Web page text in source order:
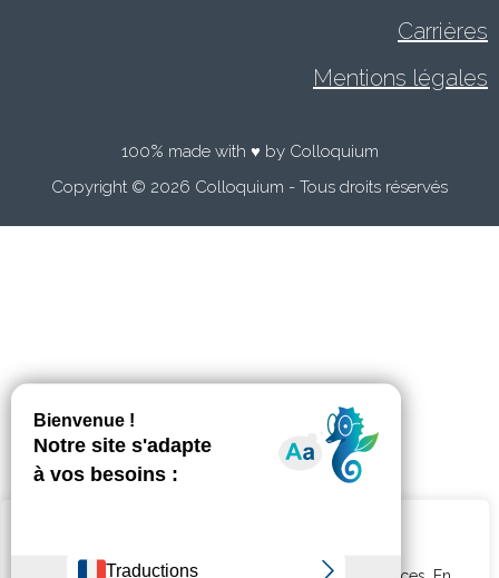
Carrières
Mentions légales
100% made with ♥ by Colloquium
Copyright © 2026 Colloquium - Tous droits réservés